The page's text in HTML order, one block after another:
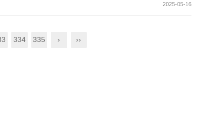
2025-05-16
334 335 › ››